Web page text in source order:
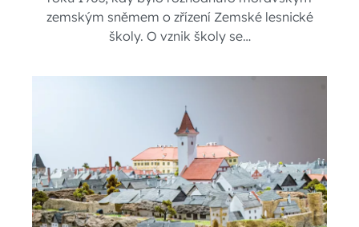
zemským sněmem o zřízení Zemské lesnické
školy. O vznik školy se…